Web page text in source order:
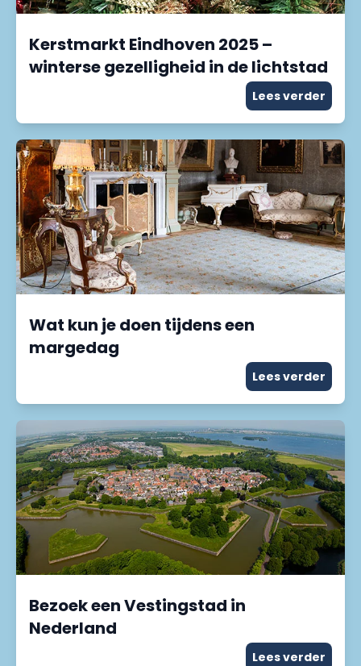
Kerstmarkt Eindhoven 2025 –
winterse gezelligheid in de lichtstad
Lees verder
Wat kun je doen tijdens een
margedag
Lees verder
Bezoek een Vestingstad in
Nederland
Lees verder